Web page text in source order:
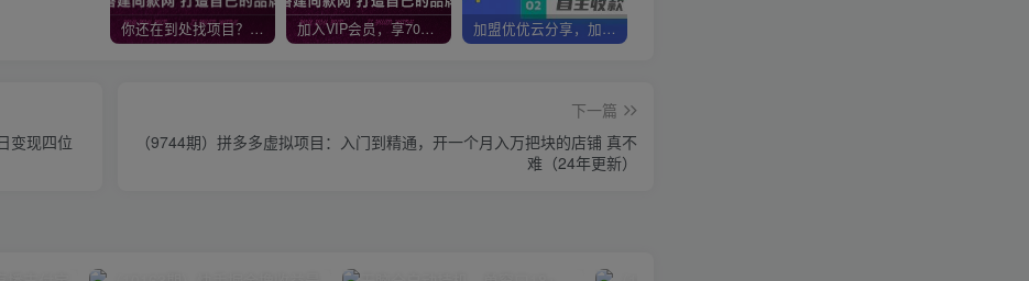
你还在到处找项目？还在当韭菜？我靠网创资源站一个月收入5万+，曾经我也是个失败者。 加入VIP会员，享70%的推广提成，免费学习多种网上创业课程，菜鸟秒变大神！ 加盟优优云分享，加盟搭建同款知识付费资源网站，实现长期稳定被动收入~
变现四位
下一篇
（9744期）拼多多虚拟项目：入门到精通，开一个月入万把块的店铺 真不
难（24年更新）